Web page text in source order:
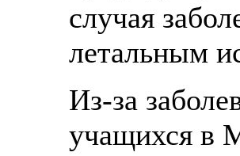
случая
летальным
Из-за
учащихся в